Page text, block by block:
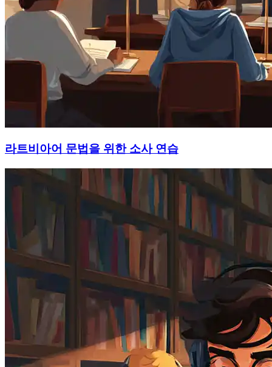
라트비아어 문법을 위한 소사 연습